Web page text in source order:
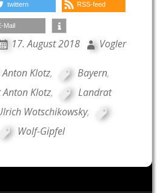
twittern RSS-feed
Mail
17. August 2018 Vogler
Anton Klotz, Bayern,
Anton Klotz,
Landrat
Wotschikowsky,
Wolf-Gipfel